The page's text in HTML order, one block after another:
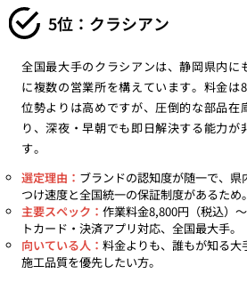
5位：クラシアン
全国最大手のクラシアンは、静岡県内に
に複数の営業所を構えています。料金は
位勢よりは高めですが、圧倒的な部品在
り、深夜・早朝でも即日解決する能力が
す。
選定理由： ブランドの認知度が随一で、
つけ速度と全国統一の保証制度があるため。
主要スペック： 作業料金8,800円（税込）
トカード・決済アプリ対応、全国最大手。
向いている人： 料金よりも、誰もが知る大
施工品質を優先したい方。